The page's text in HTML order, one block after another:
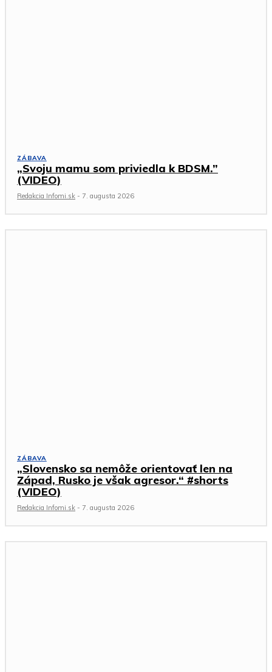
ZÁBAVA
„Svoju mamu som priviedla k BDSM.”
(VIDEO)
Redakcia Infomi.sk - 7. augusta 2026
ZÁBAVA
„Slovensko sa nemôže orientovať len na
Západ, Rusko je však agresor.“ #shorts
(VIDEO)
Redakcia Infomi.sk - 7. augusta 2026